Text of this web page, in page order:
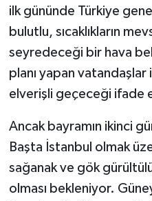
ilk gününde Türkiye
bulutlu, sıcaklıkların
seyredeceği bir hava
planı yapan vatandaşlar
elverişli geçeceği ifade
Ancak bayramın ikinci
Başta İstanbul olmak
sağanak ve gök
olması bekleniyor.
Teknoloji
Türkiye
Yerel
Künye